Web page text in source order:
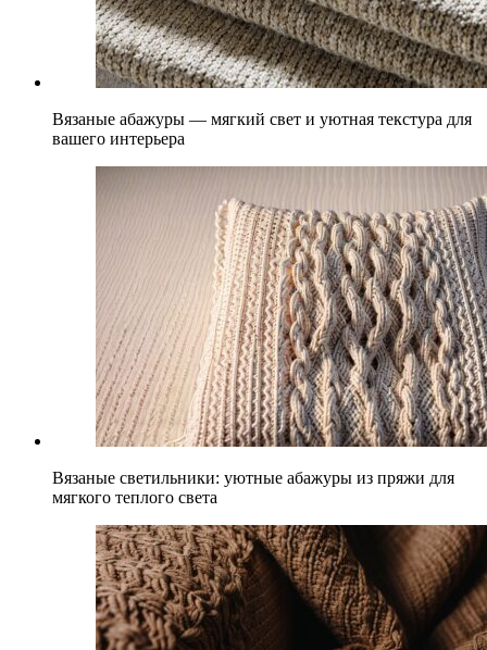
Вязаные абажуры — мягкий свет и уютная текстура для
вашего интерьера
Вязаные светильники: уютные абажуры из пряжи для
мягкого теплого света